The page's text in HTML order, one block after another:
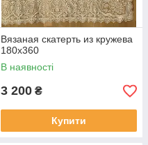
Вязаная скатерть из кружева
180x360
В наявності
3 200 ₴
Купити